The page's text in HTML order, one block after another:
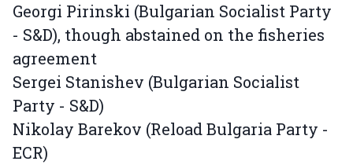
Georgi Pirinski (Bulgarian Socialist Party
- S&D), though abstained on the fisheries
agreement
Sergei Stanishev (Bulgarian Socialist
Party - S&D)
Nikolay Barekov (Reload Bulgaria Party -
ECR)